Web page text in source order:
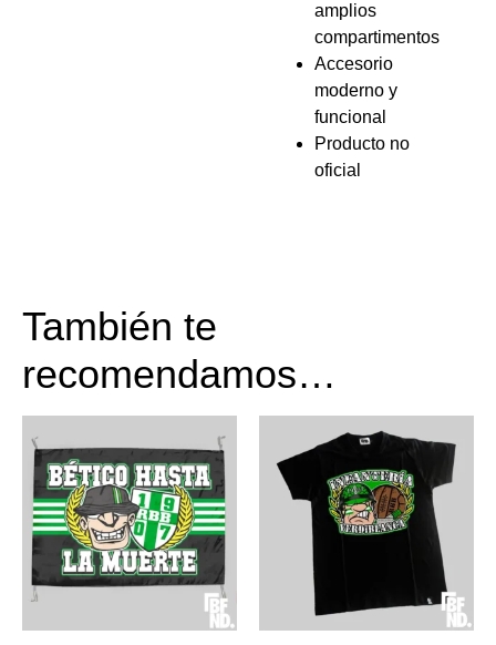
amplios
compartimentos
Accesorio
moderno y
funcional
Producto no
oficial
También te
recomendamos…